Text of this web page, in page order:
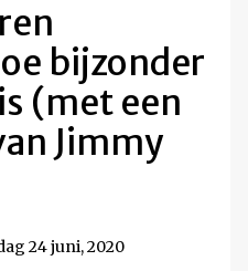
bijzonder
(met een
Jimmy
24 juni, 2020